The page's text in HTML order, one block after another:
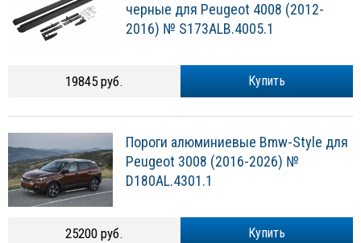
черные для Peugeot 4008 (2012-
2016) № S173ALB.4005.1
Купить
19845 руб.
Пороги алюминиевые Bmw-Style для
Peugeot 3008 (2016-2026) №
D180AL.4301.1
Купить
25200 руб.